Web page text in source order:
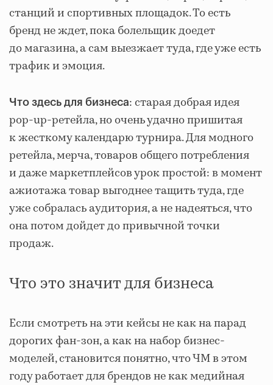
станций и спортивных площадок. То есть
бренд не ждет, пока болельщик доедет
до магазина, а сам выезжает туда, где уже есть
трафик и эмоция.
Что здесь для бизнеса: старая добрая идея
pop-up-ретейла, но очень удачно пришитая
к жесткому календарю турнира. Для модного
ретейла, мерча, товаров общего потребления
и даже маркетплейсов урок простой: в момент
ажиотажа товар выгоднее тащить туда, где
уже собралась аудитория, а не надеяться, что
она потом дойдет до привычной точки
продаж.
Что это значит для бизнеса
Если смотреть на эти кейсы не как на парад
дорогих фан-зон, а как на набор бизнес-
моделей, становится понятно, что ЧМ в этом
году работает для брендов не как медийная